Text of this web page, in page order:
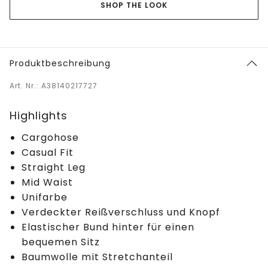
SHOP THE LOOK
Produktbeschreibung
Art. Nr.: A38140217727
Highlights
Cargohose
Casual Fit
Straight Leg
Mid Waist
Unifarbe
Verdeckter Reißverschluss und Knopf
Elastischer Bund hinter für einen
bequemen Sitz
Baumwolle mit Stretchanteil